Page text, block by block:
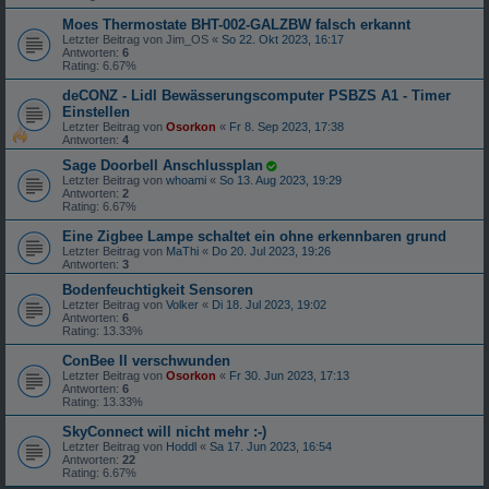
Moes Thermostate BHT-002-GALZBW falsch erkannt
Letzter Beitrag von Jim_OS « So 22. Okt 2023, 16:17
Antworten: 6
Rating: 6.67%
deCONZ - Lidl Bewässerungscomputer PSBZS A1 - Timer
Einstellen
Letzter Beitrag von Osorkon « Fr 8. Sep 2023, 17:38
Antworten: 4
Sage Doorbell Anschlussplan
Letzter Beitrag von whoami « So 13. Aug 2023, 19:29
Antworten: 2
Rating: 6.67%
Eine Zigbee Lampe schaltet ein ohne erkennbaren grund
Letzter Beitrag von MaThi « Do 20. Jul 2023, 19:26
Antworten: 3
Bodenfeuchtigkeit Sensoren
Letzter Beitrag von Volker « Di 18. Jul 2023, 19:02
Antworten: 6
Rating: 13.33%
ConBee II verschwunden
Letzter Beitrag von Osorkon « Fr 30. Jun 2023, 17:13
Antworten: 6
Rating: 13.33%
SkyConnect will nicht mehr :-)
Letzter Beitrag von Hoddl « Sa 17. Jun 2023, 16:54
Antworten: 22
Rating: 6.67%